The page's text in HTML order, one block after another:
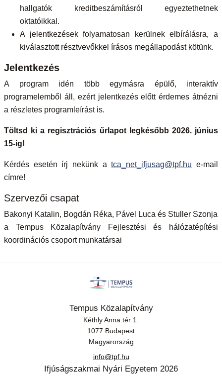
hallgatók kreditbeszámításról egyeztethetnek
oktatóikkal.
A jelentkezések folyamatosan kerülnek elbírálásra, a
kiválasztott résztvevőkkel írásos megállapodást kötünk.
Jelentkezés
A program idén több egymásra épülő, interaktív
programelemből áll, ezért jelentkezés előtt érdemes átnézni
a részletes programleírást is.
Töltsd ki a regisztrációs űrlapot legkésőbb 2026. június
15-ig!
Kérdés esetén írj nekünk atca_net_ifjusag@tpf.hu e-mail
címre!
Szervezői csapat
Bakonyi Katalin, Bogdán Réka, Pável Luca és Stuller Szonja
a Tempus Közalapítvány Fejlesztési és hálózatépítési
koordinációs csoport munkatársai
Tempus Közalapítvány
Kéthly Anna tér 1.
1077 Budapest
Magyarország
info@tpf.hu
Ifjúságszakmai Nyári Egyetem 2026